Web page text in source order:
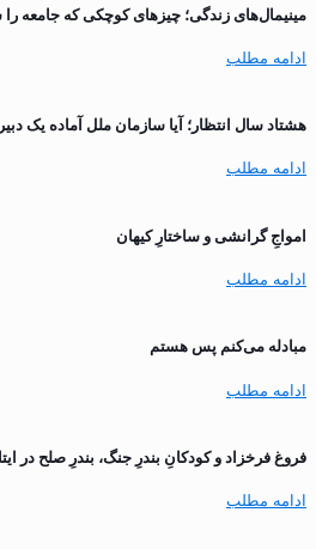
مینیمال‌های زندگی؛ چیزهای کوچکی که جامعه را
ادامه مطلب
هشتاد سال انتظار؛ آیا سازمان ملل آماده یک
ادامه مطلب
‌امواجِ گرانشی و ساختارِ کیهان
ادامه مطلب
مبادله می‌کنم پس هستم
ادامه مطلب
فروغ فرخزاد و کودکانِ بندرِ جنگ، بندرِ صلح در
ادامه مطلب